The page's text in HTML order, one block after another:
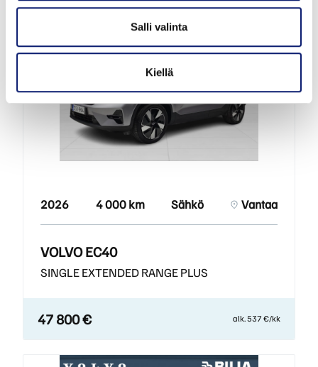
Salli valinta
Kiellä
2026 4 000 km Sähkö Vantaa
VOLVO EC40
SINGLE EXTENDED RANGE PLUS
47 800 € alk. 537 €/kk